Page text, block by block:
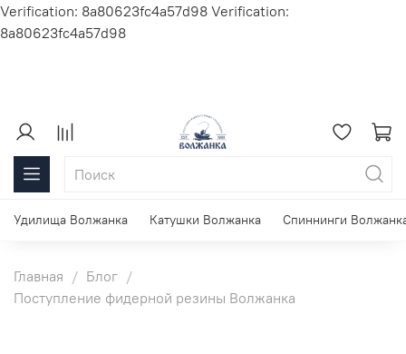
Verification: 8a80623fc4a57d98 Verification:
8a80623fc4a57d98
Удилища Волжанка Катушки Волжанка Спиннинги
Главная
Блог
Поступление фидерной резины Волжанка